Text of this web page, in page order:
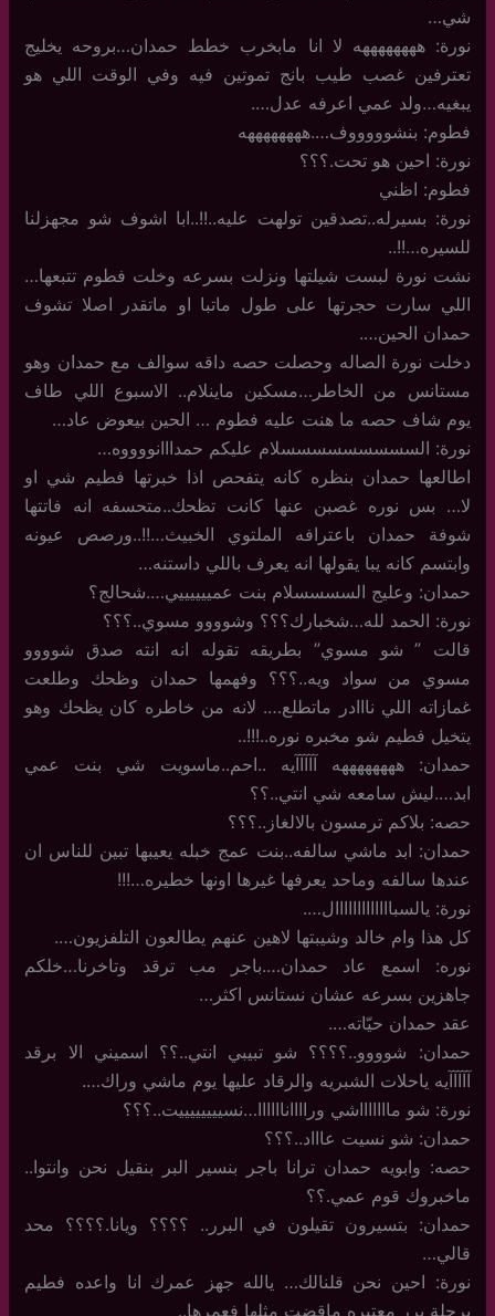
شي…
نورة: ههههههههه لا انا مابخرب خطط حمدان…بروحه يخليج
تعترفين غصب طيب بانج تموتين فيه وفي الوقت اللي هو
يبغيه…ولد عمي اعرفه عدل….
فطوم: بنشوووووف….ههههههههه
نورة: احين هو تحت.؟؟؟
فطوم: اظني
نورة: بسيرله..تصدقين تولهت عليه..!!..ابا اشوف شو مجهزلنا
للسيره…!!..
نشت نورة لبست شيلتها ونزلت بسرعه وخلت فطوم تتبعها…
اللي سارت حجرتها على طول ماتبا او ماتقدر اصلا تشوف
حمدان الحين….
دخلت نورة الصاله وحصلت حصه داقه سوالف مع حمدان وهو
مستانس من الخاطر…مسكين ماينلام.. الاسبوع اللي طاف
يوم شاف حصه ما هنت عليه فطوم … الحين بيعوض عاد…
نورة: السسسسسسسسسلام عليكم حمدااانووووه…
اطالعها حمدان بنظره كانه يتفحص اذا خبرتها فطيم شي او
لا… بس نوره غصبن عنها كانت تظحك..متحسفه انه فاتتها
شوفة حمدان باعترافه الملتوي الخبيث…!!..ورصص عيونه
وابتسم كانه يبا يقولها انه يعرف باللي داستنه…
حمدان: وعليج السسسسلام بنت عمييييييي….شحالج؟
نورة: الحمد لله…شخبارك؟؟؟ وشوووو مسوي..؟؟؟
قالت ” شو مسوي” بطريقه تقوله انه انته صدق شوووو
مسوي من سواد ويه..؟؟؟ وفهمها حمدان وظحك وطلعت
غمازاته اللي نااادر ماتطلع…. لانه من خاطره كان يظحك وهو
يتخيل فطيم شو مخبره نوره..!!!..
حمدان: ههههههههه آآآآآيه ..احم..ماسويت شي بنت عمي
ابد….ليش سامعه شي انتي..؟؟
حصه: بلاكم ترمسون بالالغاز..؟؟؟
حمدان: ابد ماشي سالفه..بنت عمج خبله يعيبها تبين للناس ان
عندها سالفه وماحد يعرفها غيرها اونها خطيره…!!!
نورة: يالسبااااااااااااال….
كل هذا وام خالد وشيبتها لاهين عنهم يطالعون التلفزيون….
نوره: اسمع عاد حمدان….باجر مب ترقد وتاخرنا…خلكم
جاهزين بسرعه عشان نستانس اكثر…
عقد حمدان حيّاته….
حمدان: شوووو..؟؟؟؟ شو تبيبي انتي..؟؟ اسميني الا برقد
آآآآآيه ياحلات الشبريه والرقاد عليها يوم ماشي وراك….
نورة: شو ماااااااشي ورااااناااااا…نسييييييييت..؟؟؟
حمدان: شو نسيت عاااد..؟؟؟
حصه: وابويه حمدان ترانا باجر بنسير البر بنقيل نحن وانتوا..
ماخبروك قوم عمي.؟؟
حمدان: بتسيرون تقيلون في البرر.. ؟؟؟؟ ويانا.؟؟؟؟ محد
قالي…
نورة: احين نحن قلنالك… يالله جهز عمرك انا واعده فطيم
برحلة برر معتبره ماقضت مثلها فعمرها..